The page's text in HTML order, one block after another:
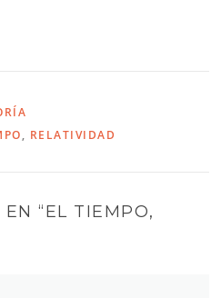
, RELATIVIDAD
“EL TIEMPO,